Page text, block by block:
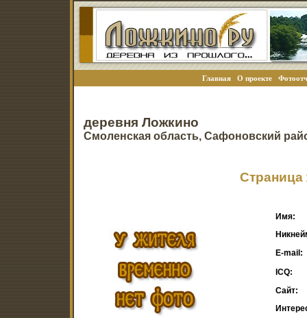
Главная О проекте
деревня Ложкино
Смоленская область, Сафоновский
Страница
Имя:
E-mail:
ICQ:
Сайт: